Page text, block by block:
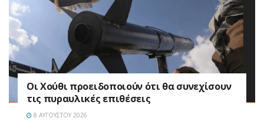
Οι Χούθι προειδοποιούν ότι θα συνεχίσουν
τις πυραυλικές επιθέσεις
8 ΑΥΓΟΎΣΤΟΥ 2026